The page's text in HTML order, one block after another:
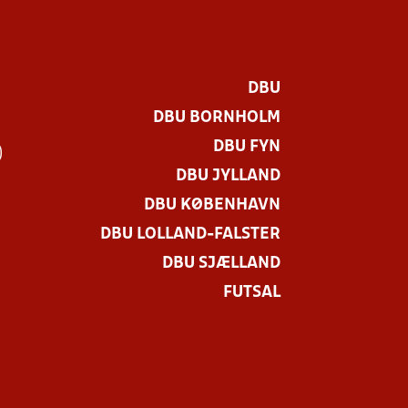
DBU
DBU BORNHOLM
DBU FYN
DBU JYLLAND
DBU KØBENHAVN
DBU LOLLAND-FALSTER
DBU SJÆLLAND
FUTSAL